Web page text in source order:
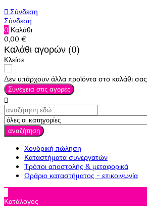
 Σύνδεση
Σύνδεση
0 Καλάθι
0,00 €
Καλάθι αγορών (0)
Κλείσε
Δεν υπάρχουν άλλα προϊόντα στο καλάθι σας
Συνέχεια στις αγορές

αναζήτηση
Χονδρική πώληση
Καταστήματα συνεργατών
Τρόποι αποστολής & μεταφορικά
Ωράριο καταστήματος - επικοινωνία
Κατάλογος